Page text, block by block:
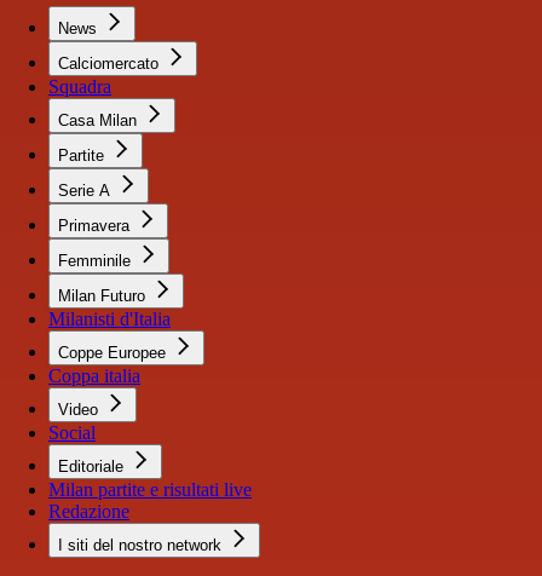
News
Calciomercato
Squadra
Casa Milan
Partite
Serie A
Primavera
Femminile
Milan Futuro
Milanisti d'Italia
Coppe Europee
Coppa italia
Video
Social
Editoriale
Milan partite e risultati live
Redazione
I siti del nostro network